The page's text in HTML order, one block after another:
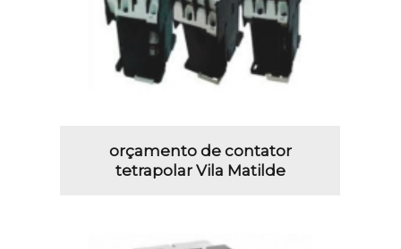
orçamento de contator
tetrapolar Vila Matilde